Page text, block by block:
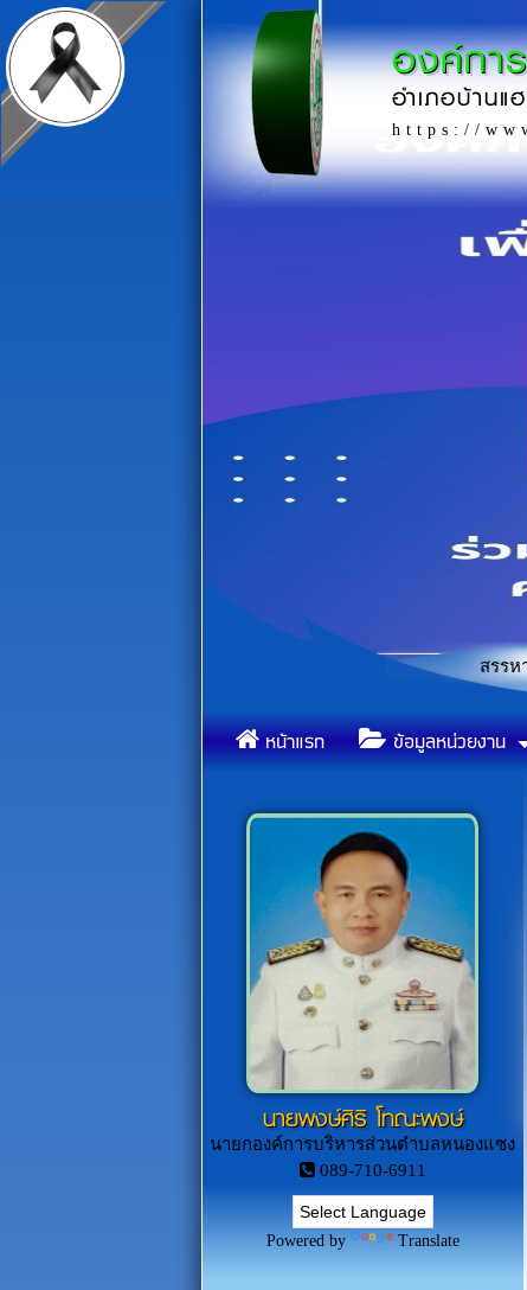
องค์กา
อำเภอบ้าน
https://
« ข้อ
ประกาศรายชื่อผู้ผ่านการคัดเลือกในการสรรหาและเลือกส
หน้าแรก ข้อมูลหน่วยงาน
นายพงษ์ศิริ โทณะพงษ์
นายกองค์การบริหารส่วนตำบลหนองแซง
089-710-6911
Powered by Translate